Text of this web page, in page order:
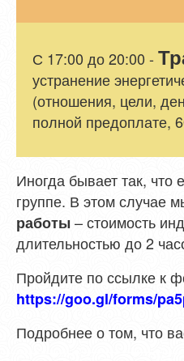
С 17:00 до 20:00 -
устранение
(отношения, цели,
полной предоплате,
Иногда бывает так, что
группе. В этом случае
работы– стоимость
длительностью до 2
Пройдите по ссылке к
https://goo.gl/forms/
Подробнее о том, что